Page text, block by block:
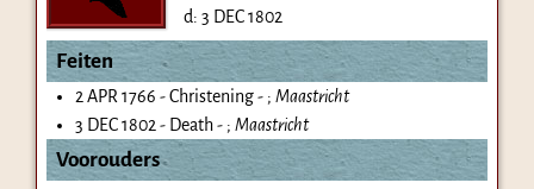
d: 3 DEC 1802
Feiten
2 APR 1766 - Christening - ; Maastricht
3 DEC 1802 - Death - ; Maastricht
Voorouders